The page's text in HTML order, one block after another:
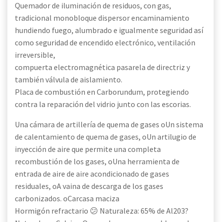
Quemador de iluminación de residuos, con gas,
tradicional monobloque dispersor encaminamiento
hundiendo fuego, alumbrado e igualmente seguridad así
como seguridad de encendido electrónico, ventilación
irreversible,
compuerta electromagnética pasarela de directriz y
también válvula de aislamiento.
Placa de combustión en Carborundum, protegiendo
contra la reparación del vidrio junto con las escorias.
Una cámara de artillería de quema de gases oUn sistema
de calentamiento de quema de gases, oUn artilugio de
inyección de aire que permite una completa
recombustión de los gases, oUna herramienta de
entrada de aire de aire acondicionado de gases
residuales, oA vaina de descarga de los gases
carbonizados. oCarcasa maciza
Hormigón refractario 😕 Naturaleza: 65% de Al203?